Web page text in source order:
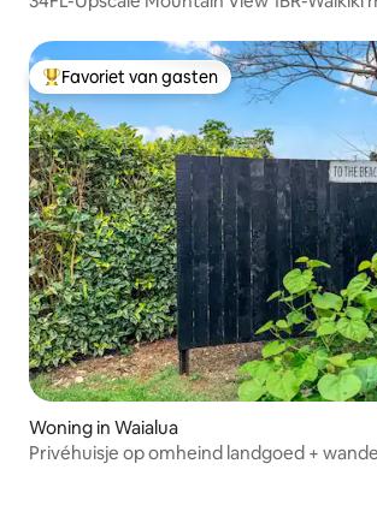
Topfavoriet van gasten
Favoriet van gasten
Woning in Waialua
Privéhuisje op omheind landgoed +